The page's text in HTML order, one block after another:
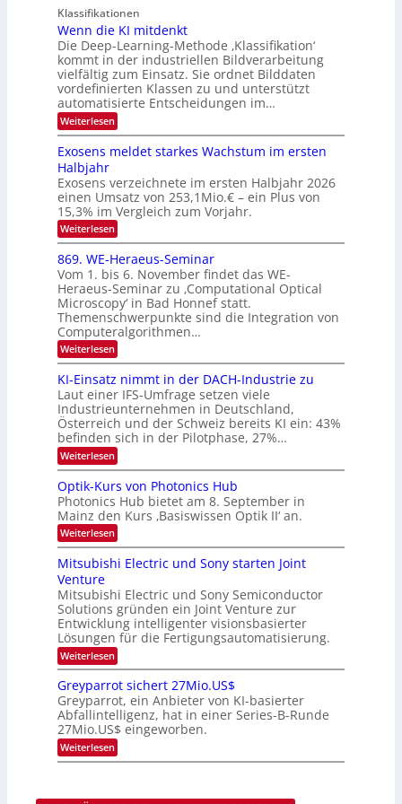
n
t
i
S
p
e
c
t
r
N
T
e
c
h
T
a
l
k
u
d
e
r
V
S
O
N
2
0
2
6
h
l
a
n
d
e
n
Klassifikationen
Wenn die KI mitdenkt
Die Deep-Learning-Methode ‚Klassifikation‘
kommt in der industriellen Bildverarbeitung
vielfältig zum Einsatz. Sie ordnet Bilddaten
vordefinierten Klassen zu und unterstützt
automatisierte Entscheidungen im…
Weiterlesen:
W
n
d
i
e
K
I
m
i
t
d
e
n
k
t
Exosens meldet starkes Wachstum im ersten
Halbjahr
Exosens verzeichnete im ersten Halbjahr 2026
einen Umsatz von 253,1Mio.€ – ein Plus von
15,3% im Vergleich zum Vorjahr.
Weiterlesen:
E
x
o
s
e
n
s
m
e
l
d
e
t
s
t
a
r
k
e
W
a
c
h
s
u
i
m
e
r
s
t
e
n
H
a
l
b
j
a
869. WE-Heraeus-Seminar
Vom 1. bis 6. November findet das WE-
Heraeus-Seminar zu ‚Computational Optical
Microscopy‘ in Bad Honnef statt.
Themenschwerpunkte sind die Integration von
Computeralgorithmen…
Weiterlesen:
8
9
.
W
E
-
H
e
r
a
e
u
s
-
S
e
n
a
r
KI-Einsatz nimmt in der DACH-Industrie zu
Laut einer IFS-Umfrage setzen viele
Industrieunternehmen in Deutschland,
Österreich und der Schweiz bereits KI ein: 43%
befinden sich in der Pilotphase, 27%…
Weiterlesen:
K
-
E
i
n
s
t
n
m
m
t
i
n
d
e
r
D
A
C
H
Optik-Kurs von Photonics Hub
Photonics Hub bietet am 8. September in
Mainz den Kurs ‚Basiswissen Optik II‘ an.
Weiterlesen:
O
p
t
k
-
K
u
r
s
v
o
n
P
h
o
t
o
c
Mitsubishi Electric und Sony starten Joint
Venture
Mitsubishi Electric und Sony Semiconductor
Solutions gründen ein Joint Venture zur
Entwicklung intelligenter visionsbasierter
Lösungen für die Fertigungsautomatisierung.
Weiterlesen:
M
t
s
u
b
i
s
h
Greyparrot sichert 27Mio.US$
Greyparrot, ein Anbieter von KI-basierter
Abfallintelligenz, hat in einer Series-B-Runde
27Mio.US$ eingeworben.
Weiterlesen:
G
y